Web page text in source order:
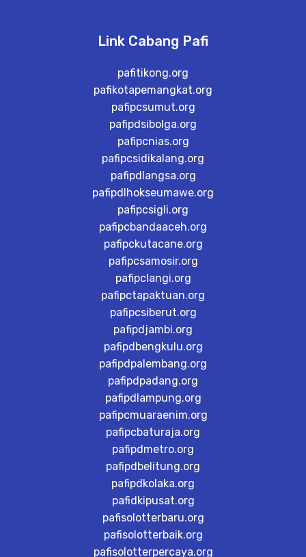
Link Cabang Pafi
pafitikong.org
pafikotapemangkat.org
pafipcsumut.org
pafipdsibolga.org
pafipcnias.org
pafipcsidikalang.org
pafipdlangsa.org
pafipdlhokseumawe.org
pafipcsigli.org
pafipcbandaaceh.org
pafipckutacane.org
pafipcsamosir.org
pafipclangi.org
pafipctapaktuan.org
pafipcsiberut.org
pafipdjambi.org
pafipdbengkulu.org
pafipdpalembang.org
pafipdpadang.org
pafipdlampung.org
pafipcmuaraenim.org
pafipcbaturaja.org
pafipdmetro.org
pafipdbelitung.org
pafipdkolaka.org
pafidkipusat.org
pafisolotterbaru.org
pafisolotterbaik.org
pafisolotterpercaya.org